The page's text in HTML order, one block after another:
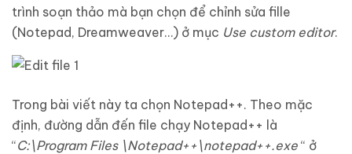
trình soạn thảo mà bạn chọn để chỉnh sửa fille
(Notepad, Dreamweaver…) ở mục Use custom editor.
Trong bài viết này ta chọn Notepad++. Theo mặc
định, đường dẫn đến file chạy Notepad++ là
“C:\Program Files \Notepad++\notepad++.exe “ ở